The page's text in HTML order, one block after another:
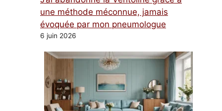
une méthode méconnue, jamais
évoquée par mon pneumologue
6 juin 2026